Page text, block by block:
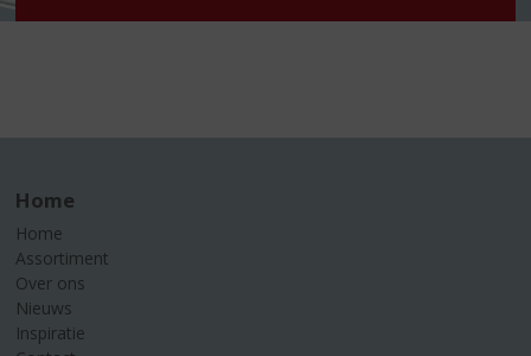
Home
Home
Assortiment
Over ons
Nieuws
Inspiratie